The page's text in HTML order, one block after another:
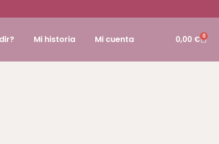
Mi historia Mi cuenta 0,00 € 0